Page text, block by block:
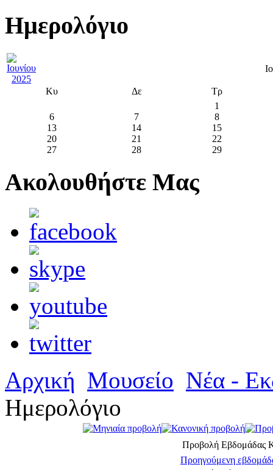
Ημερολόγιο
Κυ Δε
Τρ
1
6
7
8
13
14
15
20
21
22
27
28 29
Ακολουθήστε Μας
Αρχική Μουσείο Νέα -
Ημερολόγιο
Προβολή Εβδομάδας
Προηγούμενη